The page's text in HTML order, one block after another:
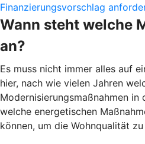
Finanzierungsvorschlag
Wann steht welche
an?
Es muss nicht immer alles auf
hier, nach wie vielen Jahren
Modernisierungsmaßnahmen
welche energetischen
können, um die Wohnqualität